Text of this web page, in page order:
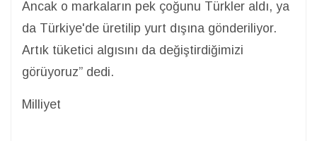
Ancak o markaların pek çoğunu Türkler aldı, ya
da Türkiye'de üretilip yurt dışına gönderiliyor.
Artık tüketici algısını da değiştirdiğimizi
görüyoruz” dedi.
Milliyet